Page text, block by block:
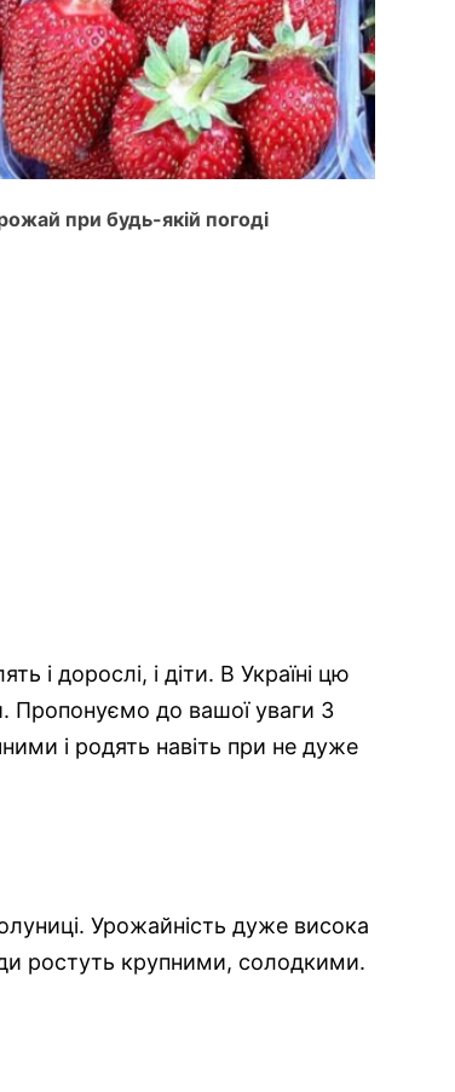
при будь-якій погоді
і дорослі, і діти. В Україні цю
Пропонуємо до вашої уваги 3
і родять навіть при не дуже
Урожайність дуже висока
ростуть крупними, солодкими.